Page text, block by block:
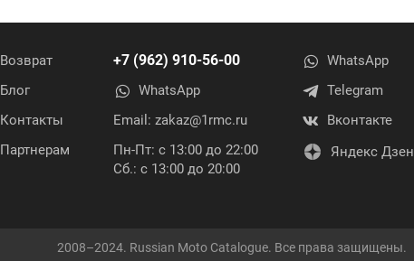
Возврат
Блог
Контакты
Партнерам
+7 (962) 910-56-00
WhatsApp
Email: zakaz@1rmc.ru
Пн-Пт: с 13:00 до 22:00
Сб.: с 13:00 до 20:00
WhatsApp
Telegram
Вконтакте
Яндекс Дзен
2008–2024. Russian Moto Catalogue. Все права защищены.